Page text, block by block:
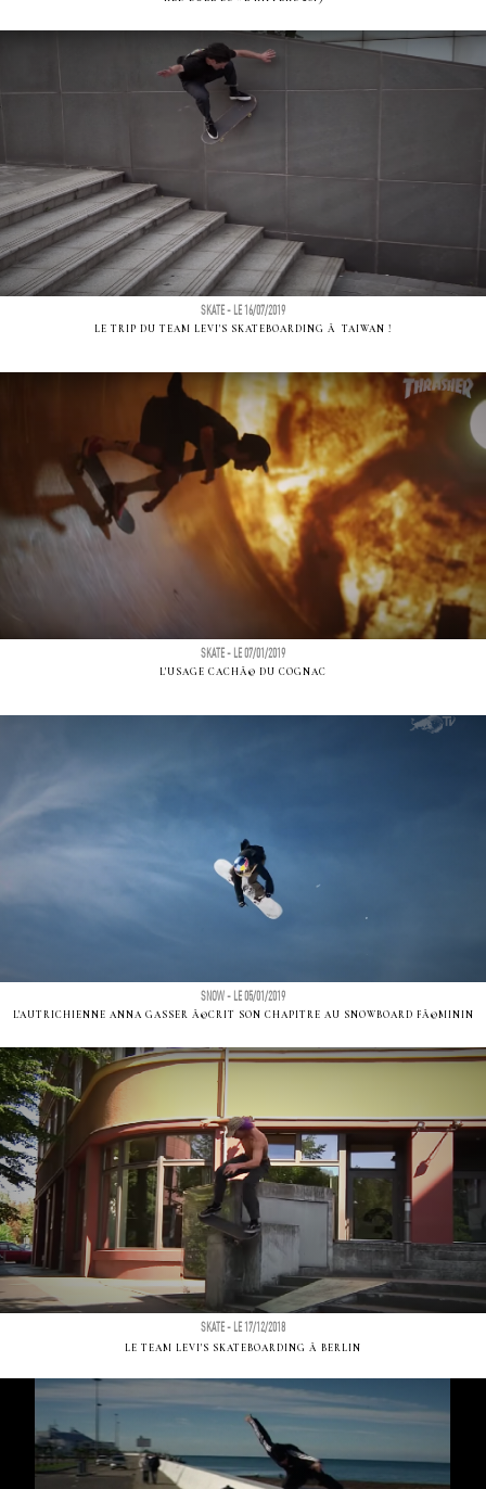
SKATE - LE 16/07/2019
LE TRIP DU TEAM LEVI'S SKATEBOARDING Ã TAIWAN !
SKATE - LE 07/01/2019
L'USAGE CACHÃ© DU COGNAC
SNOW - LE 05/01/2019
L'AUTRICHIENNE ANNA GASSER Ã©CRIT SON CHAPITRE AU SNOWBOARD FÃ©MININ
SKATE - LE 17/12/2018
LE TEAM LEVI'S SKATEBOARDING Ã BERLIN